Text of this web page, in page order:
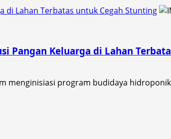
di Lahan Terbatas untuk Cegah Stunting
Pangan Keluarga di Lahan
menginisiasi program budidaya